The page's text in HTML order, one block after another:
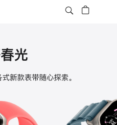
光
式新款表带随心探索。